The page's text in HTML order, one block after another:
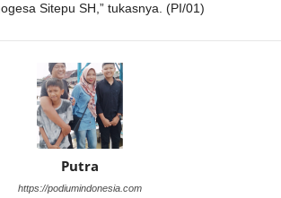
Sitepu SH,” tukasnya. (PI/01)
Putra
https://podiumindonesia.com